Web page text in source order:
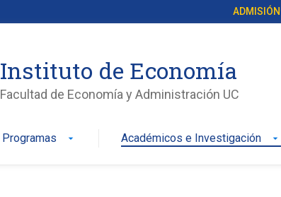
ADMISIÓN
Instituto de Economía
Facultad de Economía y Administración UC
Programas arrow_drop_down Académicos e Investigación arrow_drop_down